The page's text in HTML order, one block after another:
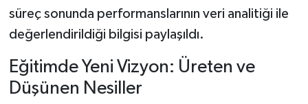
süreç sonunda performanslarının veri analitiği ile
değerlendirildiği bilgisi paylaşıldı.
Eğitimde Yeni Vizyon: Üreten ve
Düşünen Nesiller